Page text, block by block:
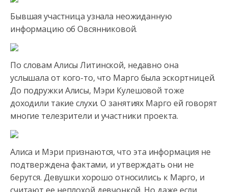
Бывшая участница узнала неожиданную
информацию об Овсянниковой.
По словам Алисы Литинской, недавно она
услышала от кого-то, что Марго была эскортницей.
До подружки Алисы, Мэри Кулешовой тоже
доходили такие слухи. О занятиях Марго ей говорят
многие телезрители и участники проекта.
Алиса и Мэри признаются, что эта информация не
подтверждена фактами, и утверждать они не
берутся. Девушки хорошо относились к Марго, и